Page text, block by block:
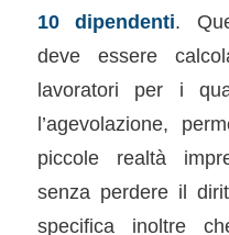
10 dipendenti.
deve essere
lavoratori per i
l’agevolazione,
piccole realtà
senza perdere il
specifica inoltre